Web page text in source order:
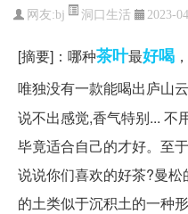
网友:bj 洞口生活 2023-
[摘要]：哪种茶叶最好喝
唯独没有一款能喝出庐山
说不出感觉,香气特别... 不
毕竟适合自己的才好。至
说说你们喜欢的好茶?曼
的土类似于沉积土的一种